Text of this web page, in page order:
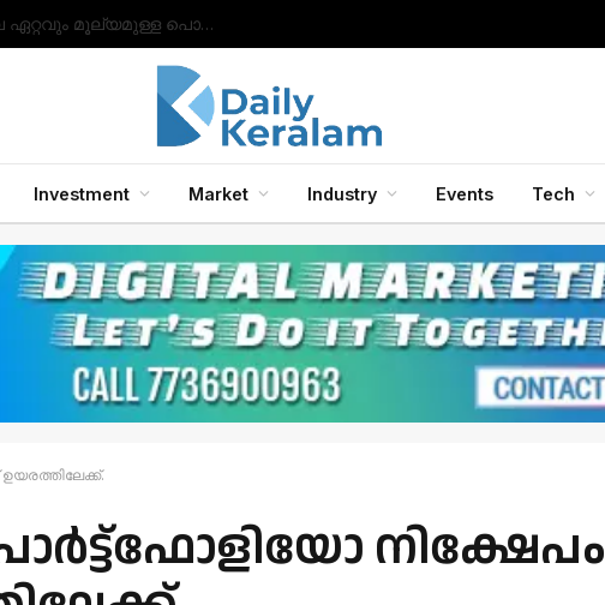
സാംസങ് ഗാലക്‌സി ബഡ്‌സ് 2, ബഡ്‌സ് 2 പ്രോ, ബഡ്‌സ് എഫ്ഇ ഇയർഫോണുകൾ എന്നിവയിലേക്ക് ഗാലക്‌സി എഐ ഫീച്ചറുകൾ അവതരിപ്പിച്ചു.
Investment Market Industry Events Tech
നിക്ഷേപം